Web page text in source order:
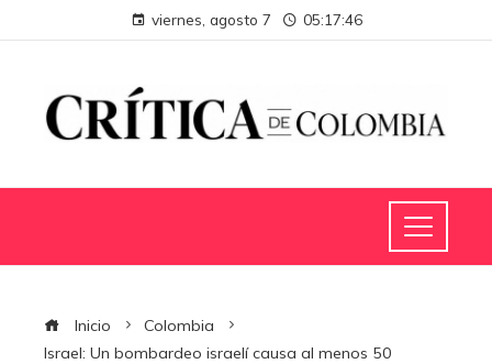
viernes, agosto 7 05:17:47
Inicio
Colombia
Israel: Un bombardeo israelí causa al menos 50